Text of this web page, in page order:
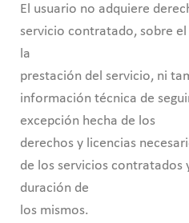
El usuario no adquiere
servicio contratado, sobre
la
prestación del servicio, ni
información técnica de
excepción hecha de los
derechos y licencias
de los servicios contratados
duración de
los mismos.